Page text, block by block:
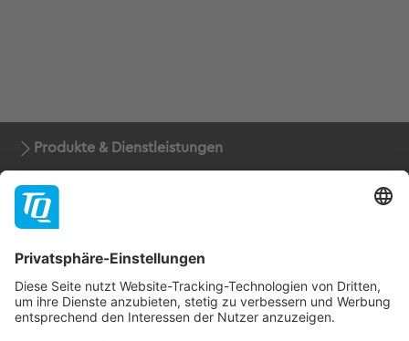
Produkte & Dienstleistungen
Support
Unternehmen
Kontakt